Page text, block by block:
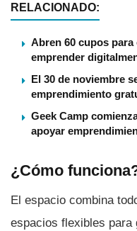
RELACIONADO:
Abren 60 cupos
emprender
El 30 de noviembre
emprendimiento
Geek Camp
apoyar
¿Cómo
El espacio combina
espacios flexibles para